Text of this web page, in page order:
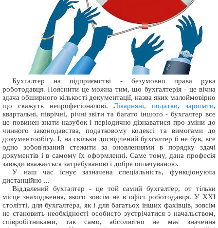
Бухгалтер на підприємстві - безумовно права рука
роботодавця. Пояснити це можна тим, що бухгалтерія - це вічна
здача обширного кількості документації, назва яких малоймовірно
що скажуть непрофесіоналові.Лікарняні, податки, зарплати,
квартальні, піврічні, річні звіти та багато іншого - бухгалтер все
це повинен знати назубок і періодично дізнаватися про зміни до
чинного законодавства, податковому кодексі та вимогами до
документообігу. І, на скільки досвідчений бухгалтер б не був, все
одно зобов'язаний стежити за оновленнями в порядку здачі
документів і в самому їх оформленні. Саме тому, дана професія
завжди вважається затребуваною і добре оплачуваною.
У наш час існує зазначена спеціальність, функціонуюча
дистанційно ...
Віддалений бухгалтер - це той самий бухгалтер, от тільки
місце знаходження, якого зовсім не в офісі роботодавця. У XXI
столітті, для бухгалтера, як і для багатьох інших фахівців, зовсім
не становить необхідності особисто зустрічатися з начальством,
співробітниками, так само, абсолютно не має значення